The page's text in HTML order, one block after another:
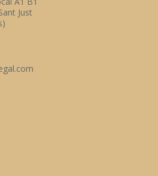
Just